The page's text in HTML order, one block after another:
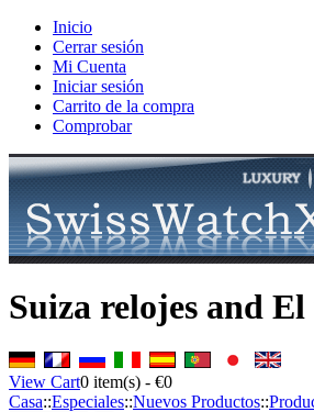
Inicio
Cerrar sesión
Mi Cuenta
Iniciar sesión
Carrito de la compra
Comprobar
Suiza relojes and
View Cart0 item(s) - €0
Casa::Especiales::Nuevos Productos::